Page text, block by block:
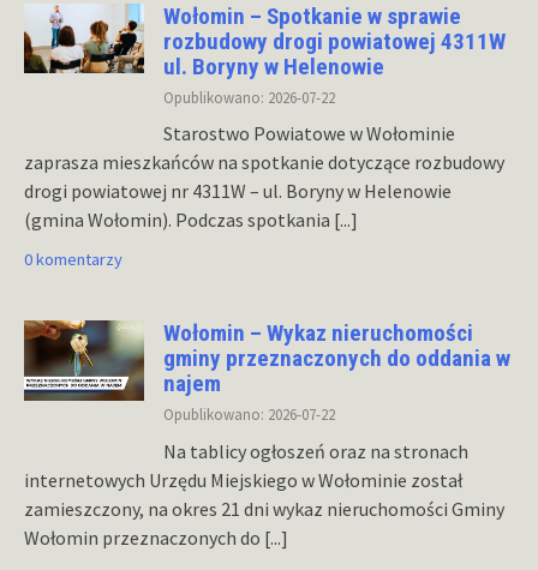
Wołomin – Spotkanie w sprawie
rozbudowy drogi powiatowej 4311W
ul. Boryny w Helenowie
Opublikowano: 2026-07-22
Starostwo Powiatowe w Wołominie
zaprasza mieszkańców na spotkanie dotyczące rozbudowy
drogi powiatowej nr 4311W – ul. Boryny w Helenowie
(gmina Wołomin). Podczas spotkania [...]
0 komentarzy
Wołomin – Wykaz nieruchomości
gminy przeznaczonych do oddania w
najem
Opublikowano: 2026-07-22
Na tablicy ogłoszeń oraz na stronach
internetowych Urzędu Miejskiego w Wołominie został
zamieszczony, na okres 21 dni wykaz nieruchomości Gminy
Wołomin przeznaczonych do [...]